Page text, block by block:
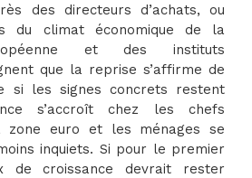
des directeurs d’achats, ou
du climat économique de la
et des instituts
que la reprise s’affirme de
si les signes concrets restent
s’accroît chez les chefs
zone euro et les ménages se
inquiets. Si pour le premier
de croissance devrait rester